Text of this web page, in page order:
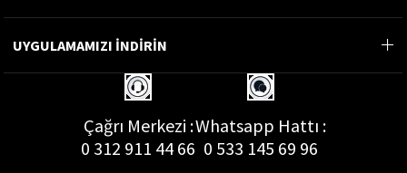
UYGULAMAMIZI İNDİRİN
Çağrı Merkezi :
0 312 911 44 66
Whatsapp Hattı :
0 533 145 69 96